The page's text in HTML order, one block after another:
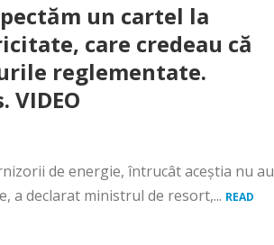
un cartel la
care credeau că
reglementate.
VIDEO
de energie, întrucât aceştia nu au
a declarat ministrul de resort,... READ